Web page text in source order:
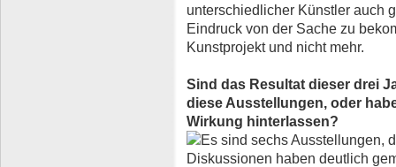
unterschiedlicher Künstler auch
Eindruck von der Sache zu
Kunstprojekt und nicht mehr.
Sind das Resultat dieser drei
diese Ausstellungen, oder
Wirkung hinterlassen?
Es sind sechs Ausstellungen,
Diskussionen haben deutlich